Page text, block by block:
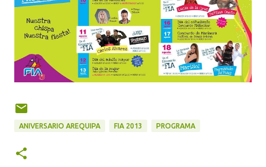
ANIVERSARIO AREQUIPA FIA 2013 PROGRAMA